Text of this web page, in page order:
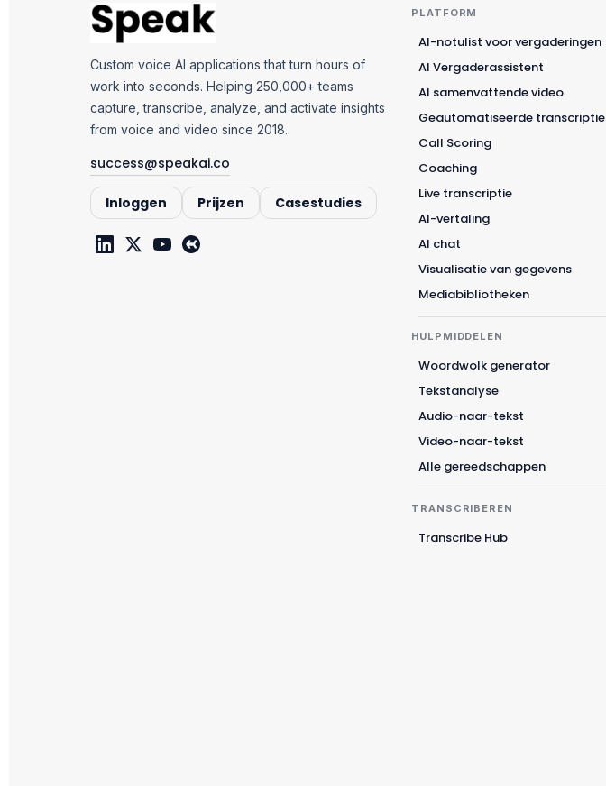
Custom voice AI applications that turn hours of
work into seconds. Helping 250,000+ teams
capture, transcribe, analyze, and activate insights
from voice and video since 2018.
success@speakai.co
Inloggen Prijzen Casestudies
PLATFORM
AI-notulist voor vergaderingen
AI Vergaderassistent
AI samenvattende video
Geautomatiseerde transcriptie
Call Scoring
Coaching
Live transcriptie
AI-vertaling
AI chat
Visualisatie van gegevens
Mediabibliotheken
HULPMIDDELEN
Woordwolk generator
Tekstanalyse
Audio-naar-tekst
Video-naar-tekst
Alle gereedschappen
TRANSCRIBEREN
Transcribe Hub